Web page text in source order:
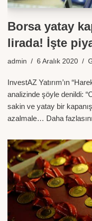
Borsa yatay
lirada! İşte
admin 6 Aralık 2020
InvestAZ Yatırım’ın
analizinde şöyle denildi:
sakin ve yatay bir
azalmale… Daha